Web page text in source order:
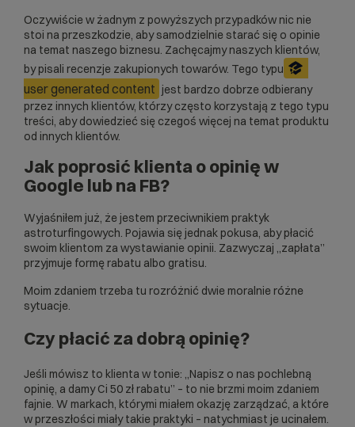
Oczywiście w żadnym z powyższych przypadków nic nie
stoi na przeszkodzie, aby samodzielnie starać się o opinie
na temat naszego biznesu. Zachęcajmy naszych klientów,
by pisali recenzje zakupionych towarów. Tego typu
user generated content jest bardzo dobrze odbierany
przez innych klientów, którzy często korzystają z tego typu
treści, aby dowiedzieć się czegoś więcej na temat produktu
od innych klientów.
Jak poprosić klienta o opinię w
Google lub na FB?
Wyjaśniłem już, że jestem przeciwnikiem praktyk
astroturfingowych. Pojawia się jednak pokusa, aby płacić
swoim klientom za wystawianie opinii. Zazwyczaj „zapłata”
przyjmuje formę rabatu albo gratisu.
Moim zdaniem trzeba tu rozróżnić dwie moralnie różne
sytuacje.
Czy płacić za dobrą opinię?
Jeśli mówisz to klienta w tonie: „Napisz o nas pochlebną
opinię, a damy Ci 50 zł rabatu” – to nie brzmi moim zdaniem
fajnie. W markach, którymi miałem okazję zarządzać, a które
w przeszłości miały takie praktyki – natychmiast je ucinałem.